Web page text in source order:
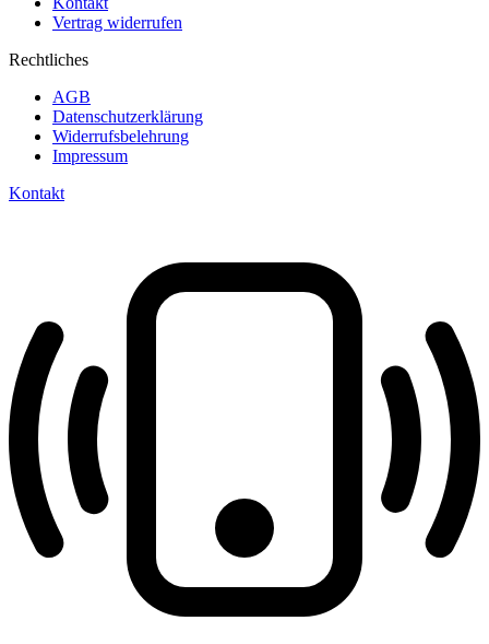
Vertrag widerrufen
Rechtliches
AGB
Datenschutzerklärung
Widerrufsbelehrung
Impressum
Kontakt